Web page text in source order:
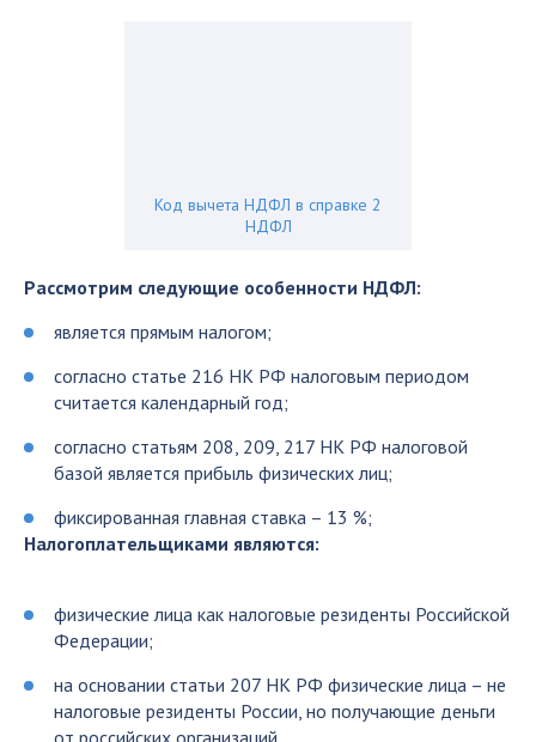
Код вычета НДФЛ в справке 2
НДФЛ
Рассмотрим следующие особенности НДФЛ:
является прямым налогом;
согласно статье 216 НК РФ налоговым периодом
считается календарный год;
согласно статьям 208, 209, 217 НК РФ налоговой
базой является прибыль физических лиц;
фиксированная главная ставка – 13 %;
Налогоплательщиками являются:
физические лица как налоговые резиденты Российской
Федерации;
на основании статьи 207 НК РФ физические лица – не
налоговые резиденты России, но получающие деньги
от российских организаций.